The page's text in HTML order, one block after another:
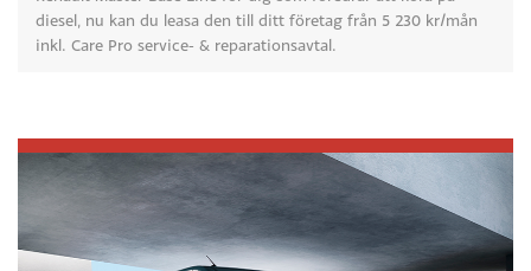
diesel, nu kan du leasa den till ditt företag från 5 230 kr/mån
inkl. Care Pro service- & reparationsavtal.